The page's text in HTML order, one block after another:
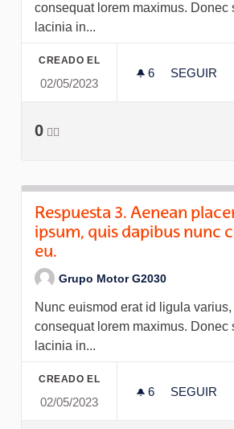
consequat lorem maximus. Donec
lacinia in...
CREADO EL
02/05/2023
6 6
SEGUIR
0 👍🏽
Respuesta 3. Aenean
ipsum, quis dapibus nunc
eu.
Grupo Motor G2030
Nunc euismod erat id ligula varius,
consequat lorem maximus. Donec
lacinia in...
CREADO EL
02/05/2023
6 6
SEGUIR